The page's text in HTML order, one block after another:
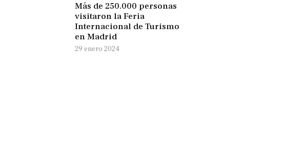
Más de 250.000 personas
visitaron la Feria
Internacional de Turismo
en Madrid
29 enero 2024